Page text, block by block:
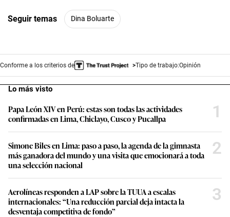
Seguir temas Dina Boluarte
Conforme a los criterios de Tipo de trabajo:Opinión
Lo más visto
Papa León XIV en Perú: estas son todas las actividades
confirmadas en Lima, Chiclayo, Cusco y Pucallpa
1
Simone Biles en Lima: paso a paso, la agenda de la gimnasta
más ganadora del mundo y una visita que emocionará a toda
una selección nacional
2
Aerolíneas responden a LAP sobre la TUUA a escalas
internacionales: “Una reducción parcial deja intacta la
desventaja competitiva de fondo”
3